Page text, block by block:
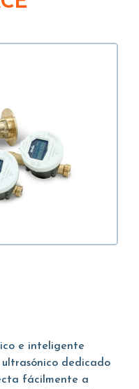
e inteligente
ultrasónico dedicado
fácilmente a